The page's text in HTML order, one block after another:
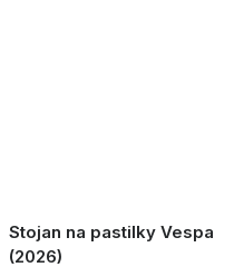
Stojan na pastilky Vespa
(2026)